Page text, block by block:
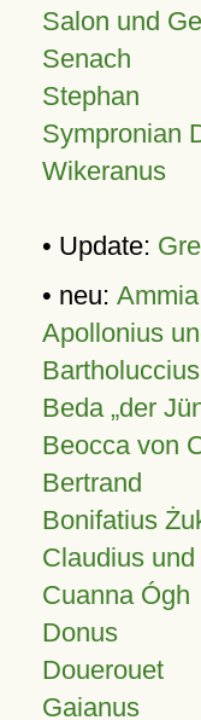
Salon und
Senach
Stephan
Sympronian
Wikeranus
• Update:
• neu: Ammia
Apollonius
Beda „der
Beocca von
Bertrand
Bonifatius
Claudius
Cuanna Ógh
Donus
Douerouet
Gaianus